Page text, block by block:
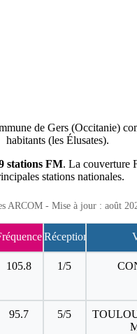
de Gers (Occitanie)
habitants (les Élusates).
stations FM. La couverture
stations nationales.
ARCOM - Mise à jour : août
Réception
105.8 1/5
95.7 5/5